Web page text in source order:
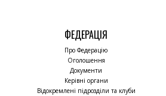
ФЕДЕРАЦІЯ
Про Федерацію
Оголошення
Документи
Керівні органи
Відокремлені підрозділи та клуби